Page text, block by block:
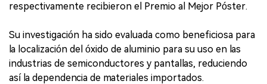
respectivamente recibieron el Premio al Mejor Póster.
Su investigación ha sido evaluada como beneficiosa para
la localización del óxido de aluminio para su uso en las
industrias de semiconductores y pantallas, reduciendo
así la dependencia de materiales importados.